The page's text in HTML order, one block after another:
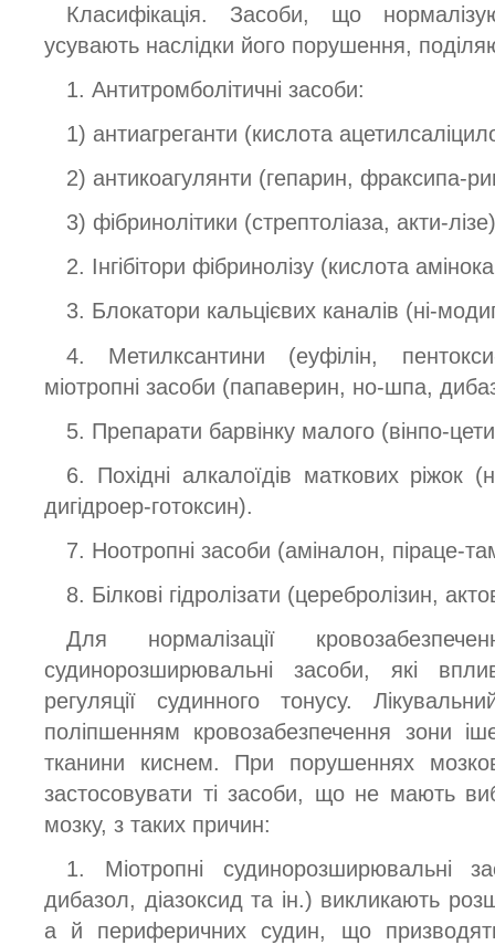
Класифікація. Засоби, що
усувають наслідки його порушення,
1. Антитромболітичні засоби:
1) антиагреганти (кислота
2) антикоагулянти (гепарин, фраксипа-
3) фібринолітики (стрептоліаза, акти-
2. Інгібітори фібринолізу (кислота
3. Блокатори кальцієвих каналів (ні-
4. Метилксантини (еуфілін,
міотропні засоби (папаверин, но-шпа,
5. Препарати барвінку малого (вінпо-
6. Похідні алкалоїдів маткових ріжок
дигідроер-готоксин).
7. Ноотропні засоби (аміналон, піраце-
8. Білкові гідролізати (церебролізин,
Для нормалізації
судинорозширювальні засоби, які
регуляції судинного тонусу.
поліпшенням кровозабезпечення зони
тканини киснем. При порушеннях
застосовувати ті засоби, що не мають
мозку, з таких причин:
1. Міотропні судинорозширювальні
дибазол, діазоксид та ін.) викликають
а й периферичних судин, що